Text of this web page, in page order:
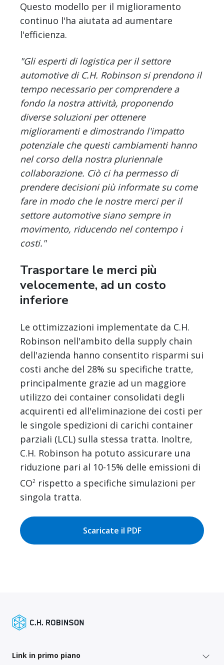
Questo modello per il miglioramento
continuo l'ha aiutata ad aumentare
l'efficienza.
"Gli esperti di logistica per il settore
automotive di C.H. Robinson si prendono il
tempo necessario per comprendere a
fondo la nostra attività, proponendo
diverse soluzioni per ottenere
miglioramenti e dimostrando l'impatto
potenziale che questi cambiamenti hanno
nel corso della nostra pluriennale
collaborazione. Ciò ci ha permesso di
prendere decisioni più informate su come
fare in modo che le nostre merci per il
settore automotive siano sempre in
movimento, riducendo nel contempo i
costi."
Trasportare le merci più
velocemente, ad un costo
inferiore
Le ottimizzazioni implementate da C.H.
Robinson nell'ambito della supply chain
dell'azienda hanno consentito risparmi sui
costi anche del 28% su specifiche tratte,
principalmente grazie ad un maggiore
utilizzo dei container consolidati degli
acquirenti ed all'eliminazione dei costi per
le singole spedizioni di carichi container
parziali (LCL) sulla stessa tratta. Inoltre,
C.H. Robinson ha potuto assicurare una
riduzione pari al 10-15% delle emissioni di
CO2 rispetto a specifiche simulazioni per
singola tratta.
Scaricate il PDF
Link in primo piano